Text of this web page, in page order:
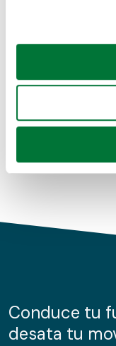
Si lo permite,
Recopilar
Identificar su
para buscar
Obtenga más
de cookies.
información sobre
nuestros partners
Coches de
Coches de km0
Conduce tu
desata tu